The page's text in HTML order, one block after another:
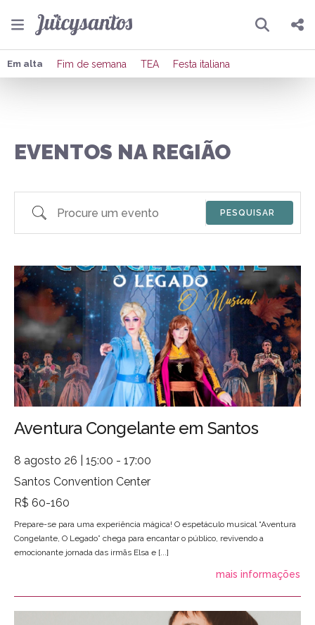
Pesquisar
Compartilhar
Publicar no Facebook
Em alta Fim de semana TEA Festa italiana
EVENTOS NA REGIÃO
Procure um evento
Aventura Congelante em Santos
8 agosto 26 | 15:00 - 17:00
Santos Convention Center
R$ 60-160
Prepare-se para uma experiência mágica! O espetáculo musical “Aventura
Congelante, O Legado” chega para encantar o público, revivendo a
emocionante jornada das irmãs Elsa e [...]
mais informações